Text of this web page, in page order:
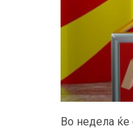
Во недела ќе